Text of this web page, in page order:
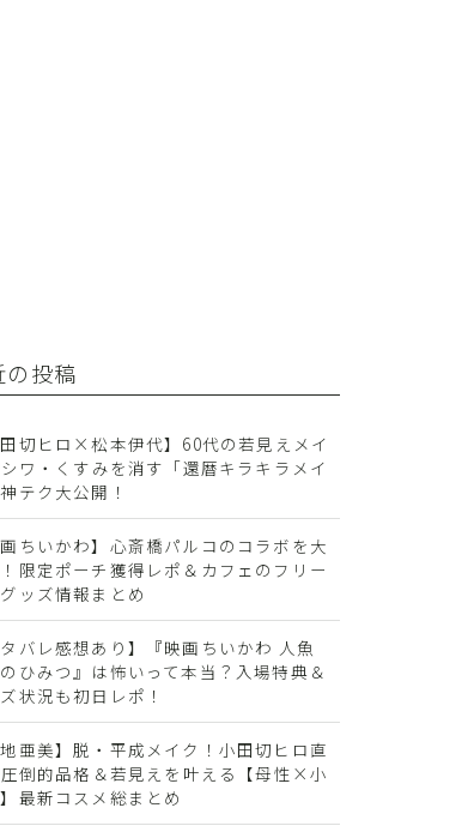
の投稿
田切ヒロ×松本伊代】60代の若見えメイ
シワ・くすみを消す「還暦キラキラメイ
テク大公開！
画ちいかわ】心斎橋パルコのコラボを大
限定ポーチ獲得レポ＆カフェのフリー
ッズ情報まとめ
タバレ感想あり】『映画ちいかわ 人魚
ひみつ』は怖いって本当？入場特典＆
状況も初日レポ！
地亜美】脱・平成メイク！小田切ヒロ直
圧倒的品格＆若見えを叶える【母性×小
最新コスメ総まとめ